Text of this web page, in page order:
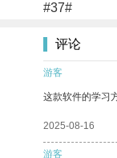
#37#
评论
游客
这款软件的学习
2025-08-16
游客